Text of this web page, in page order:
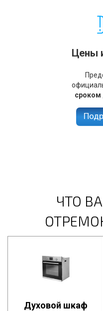
Цены
сроком
ЧТО
Духовой шкаф